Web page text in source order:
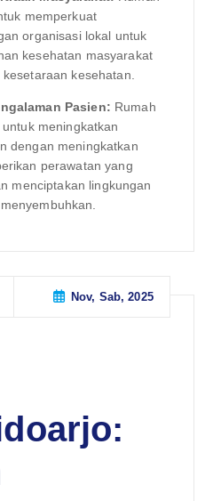
memperkuat
organisasi lokal untuk
kesehatan masyarakat
kesehatan.
Pasien: Rumah
meningkatkan
dengan meningkatkan
perawatan yang
menciptakan lingkungan
Nov, Sab, 2025